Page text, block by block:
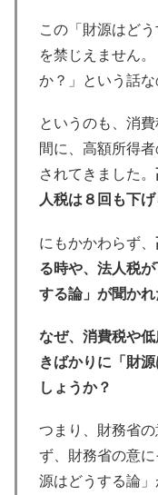
この「財源はど
を禁じえません
か？」という話な
というのも、消
間に、高額所得
されてきました。
人税は８回も下
にもかかわらず、
る時や、法人税
する論」が聞か
なぜ、消費税や
きばかりに「財
しょうか？
つまり、財務省
ず、財務省の意
源はどうする論」